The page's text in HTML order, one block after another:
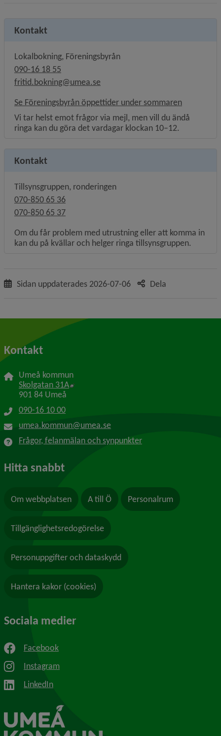
Kontakt
Lokalbokning, Föreningsbyrån
090-16 18 55
fritid.bokning@umea.se
Se Föreningsbyrån öppettider under sommaren
Vi tar helst emot frågor via mejl, men vill du ändå
ringa kan du göra det vardagar klockan 10–12.
Kontakt
Tillsynsgruppen, ronderingen
070-850 65 36
070-850 65 37
Om du får problem med utrustning eller att komma in
kan du på kvällar och helger ringa tillsynsgruppen.
Sidan uppdaterades 2026-07-06 Dela
Kontakt
Umeå kommun
Skolgatan 31A Länk till annan webbplats, öppnas i nytt
901 84 Umeå
090-16 10 00
umea.kommun@umea.se
Frågor, felanmälan och synpunkter
Hitta snabbt
Om webbplatsen A till Ö Personalrum
Tillgänglighetsredogörelse
Personuppgifter och dataskydd
Hantera kakor (cookies)
Sociala medier
Facebook
Instagram
LinkedIn